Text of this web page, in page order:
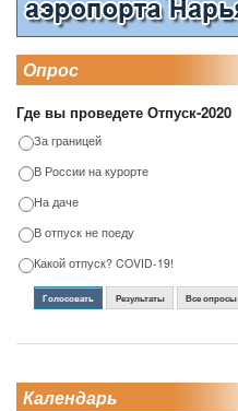
Опрос
Где вы проведете Отпуск-2020
За границей
В России на курорте
На даче
В отпуск не поеду
Какой отпуск? COVID-19!
Голосовать Результаты Все опросы
Календарь